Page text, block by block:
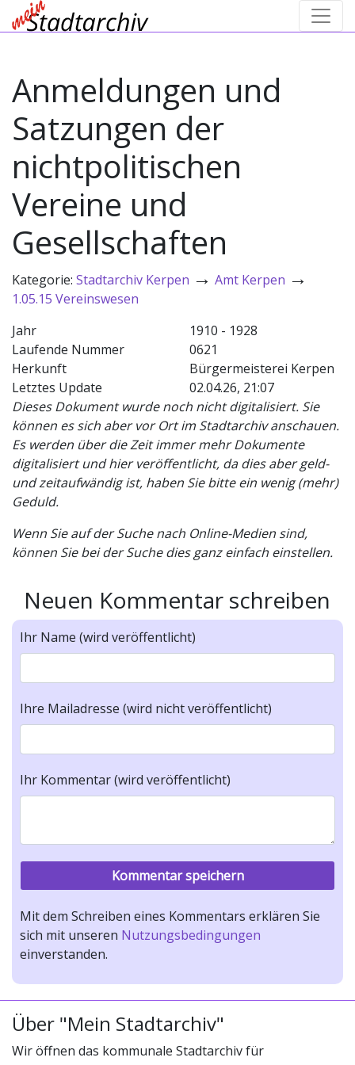
Anmeldungen und
Satzungen der
nichtpolitischen
Vereine und
Gesellschaften
Kategorie: Stadtarchiv Kerpen → Amt Kerpen →
1.05.15 Vereinswesen
Jahr
1910 - 1928
Laufende Nummer
0621
Herkunft
Bürgermeisterei Kerpen
Letztes Update
02.04.26, 21:07
Dieses Dokument wurde noch nicht digitalisiert. Sie
können es sich aber vor Ort im Stadtarchiv anschauen.
Es werden über die Zeit immer mehr Dokumente
digitalisiert und hier veröffentlicht, da dies aber geld-
und zeitaufwändig ist, haben Sie bitte ein wenig (mehr)
Geduld.
Wenn Sie auf der Suche nach Online-Medien sind,
können Sie bei der Suche dies ganz einfach einstellen.
Neuen Kommentar schreiben
Ihr Name (wird veröffentlicht)
Ihre Mailadresse (wird nicht veröffentlicht)
Ihr Kommentar (wird veröffentlicht)
Mit dem Schreiben eines Kommentars erklären Sie
sich mit unseren Nutzungsbedingungen
einverstanden.
Über "Mein Stadtarchiv"
Wir öffnen das kommunale Stadtarchiv für